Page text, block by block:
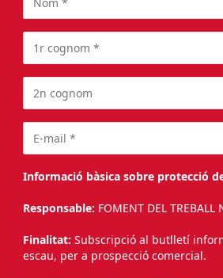
Informació bàsica sobre protecció
Responsable: FOMENT DEL TREBALL
Finalitat: Subscripció al butlletí
escau, per a prospecció comercial.